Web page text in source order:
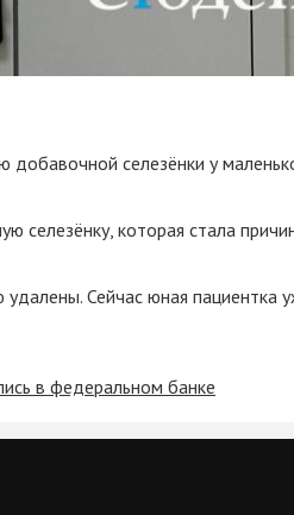
селезёнки у
которая стала
Сейчас юная пациентка
в федеральном банке